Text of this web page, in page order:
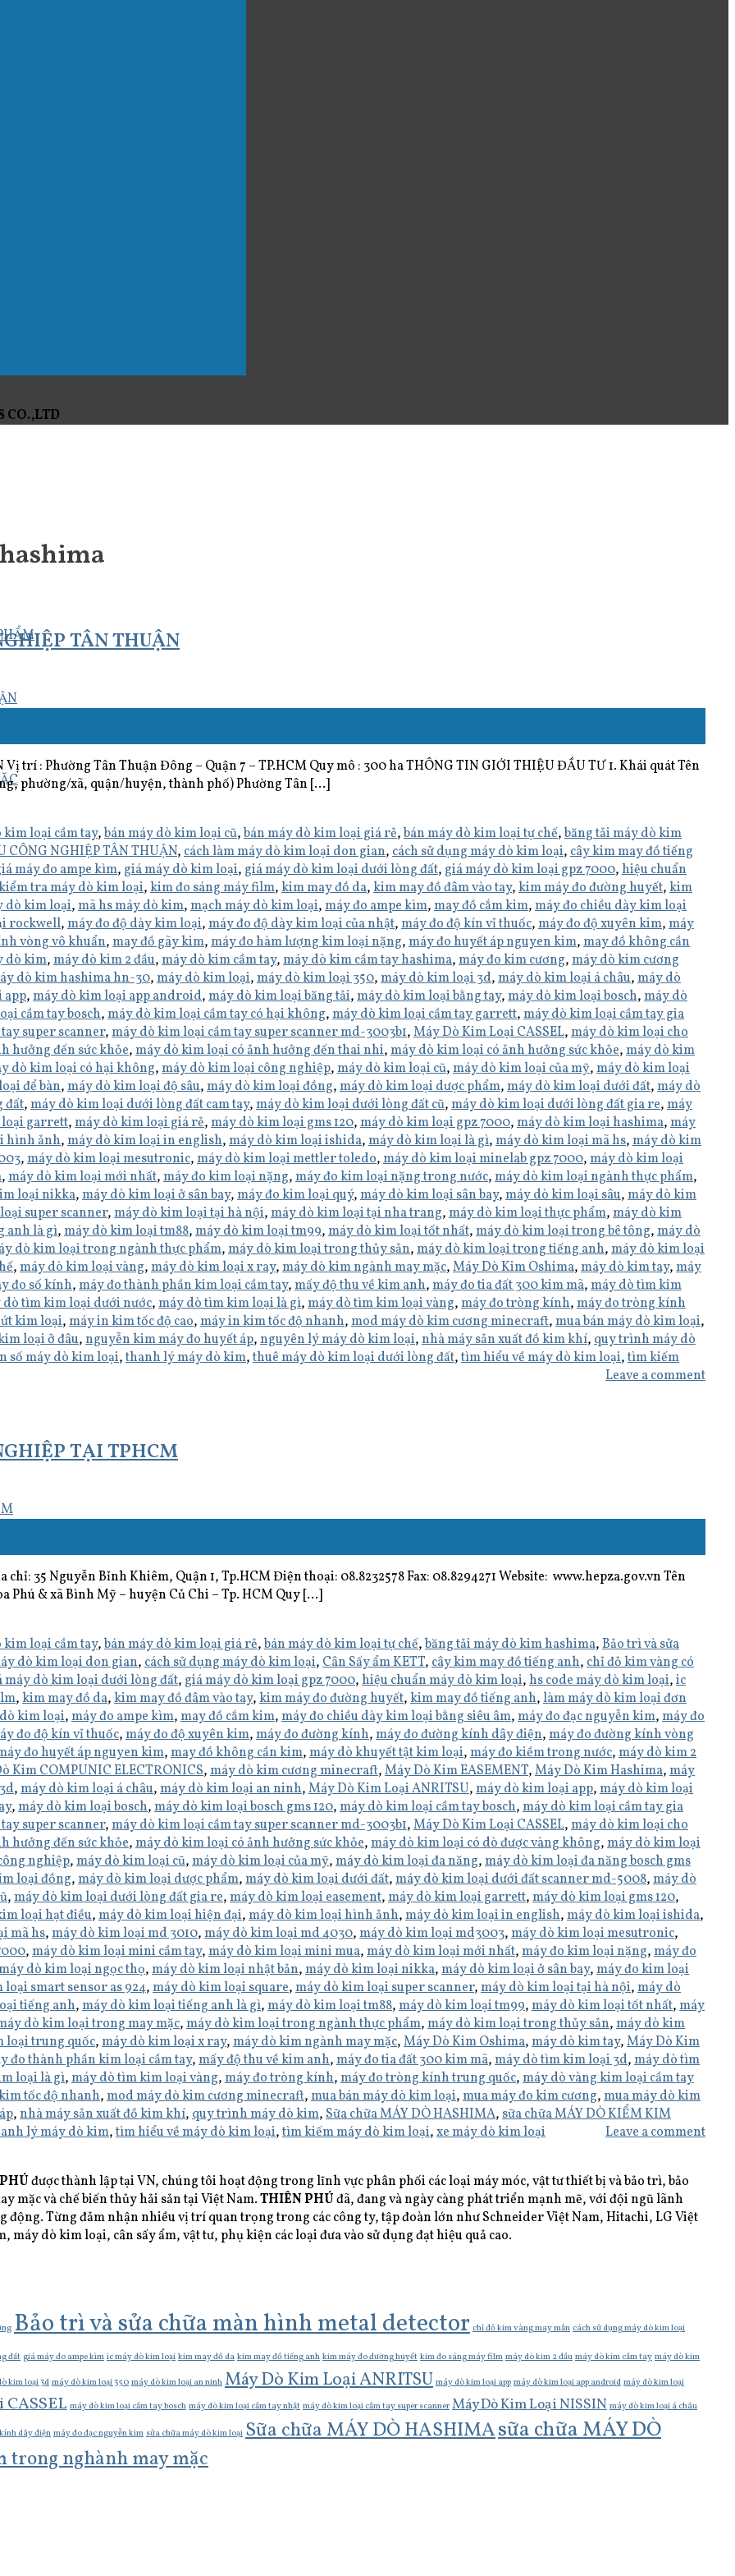
CO.,LTD
TÂN THUẬN
trí : Phường Tân Thuận Đông – Quận 7 – TP.HCM Quy mô : 300 ha THÔNG TIN GIỚI THIỆU ĐẦU TƯ 1. Khái quát Tên
phường/xã, quận/huyện, thành phố) Phường Tân […]
kim loại cầm tay,bán máy dò kim loại cũ,bán máy dò kim loại giá rẻ,bán máy dò kim loại tự chế,băng tải máy dò kim
CÔNG NGHIỆP TÂN THUẬN,cách làm máy dò kim loại don gian,cách sử dụng máy dò kim loại,cây kim may đồ tiếng
máy đo ampe kìm, giá máy dò kim loại, giá máy dò kim loại dưới lòng đất, giá máy dò kim loại gpz 7000,hiệu chuẩn
tra máy dò kim loại,kim đo sáng máy film,kim may đồ da,kim may đồ đâm vào tay,kim máy đo đường huyết,kim
dò kim loại,mã hs máy dò kim,mạch máy dò kim loại,máy đo ampe kìm,may đồ cắm kim,máy đo chiều dày kim loại
rockwell,máy đo độ dày kim loại,máy đo độ dày kim loại của nhật,máy đo độ kín vỉ thuốc,máy đo độ xuyên kim,máy
vòng vô khuẩn,may đồ gãy kim,máy đo hàm lượng kim loại nặng,máy đo huyết áp nguyen kim,may đồ không cần
dò kim,máy dò kim 2 đầu,máy dò kim cầm tay,máy dò kim cầm tay hashima,máy đo kim cương,máy dò kim cương
dò kim hashima hn-30,máy dò kim loại,máy dò kim loại 350,máy dò kim loại 3d,máy dò kim loại á châu,máy dò
app,máy dò kim loại app android,máy dò kim loại băng tải,máy dò kim loại bằng tay,máy dò kim loại bosch,máy dò
cầm tay bosch,máy dò kim loại cầm tay có hại không,máy dò kim loại cầm tay garrett,máy dò kim loại cầm tay gia
super scanner,máy dò kim loại cầm tay super scanner md-3003b1,Máy Dò Kim Loại CASSEL,máy dò kim loại cho
hưởng đến sức khỏe,máy dò kim loại có ảnh hưởng đến thai nhi,máy dò kim loại có ảnh hưởng sức khỏe,máy dò kim
dò kim loại có hại không,máy dò kim loại công nghiệp,máy dò kim loại cũ,máy dò kim loại của mỹ,máy dò kim loại
để bàn,máy dò kim loại độ sâu,máy dò kim loại đồng,máy dò kim loại dược phẩm,máy dò kim loại dưới đất,máy dò
đất,máy dò kim loại dưới lòng đất cam tay,máy dò kim loại dưới lòng đất cũ,máy dò kim loại dưới lòng đất gia re,máy
garrett,máy dò kim loại giá rẻ,máy dò kim loại gms 120,máy dò kim loại gpz 7000,máy dò kim loại hashima,máy
hình ảnh,máy dò kim loại in english,máy dò kim loại ishida,máy dò kim loại là gì,máy dò kim loại mã hs,máy dò kim
,máy dò kim loại mesutronic,máy dò kim loại mettler toledo,máy dò kim loại minelab gpz 7000,máy dò kim loại
,máy dò kim loại mới nhất,máy đo kim loại nặng,máy đo kim loại nặng trong nước,máy dò kim loại ngành thực phẩm,
loại nikka,máy dò kim loại ở sân bay,máy đo kim loại quý,máy dò kim loại sân bay,máy dò kim loại sâu,máy dò kim
super scanner,máy dò kim loại tại hà nội,máy dò kim loại tại nha trang,máy dò kim loại thực phẩm,máy dò kim
anh là gì,máy dò kim loại tm88,máy dò kim loại tm99,máy dò kim loại tốt nhất,máy dò kim loại trong bê tông,máy dò
dò kim loại trong ngành thực phẩm,máy dò kim loại trong thủy sản,máy dò kim loại trong tiếng anh,máy dò kim loại
,máy dò kim loại vàng,máy dò kim loại x ray,máy dò kim ngành may mặc,Máy Dò Kim Oshima,máy dò kim tay,máy
đo số kính,máy đo thành phần kim loại cầm tay,mấy độ thu về kim anh,máy đo tia đất 300 kim mã,máy dò tìm kim
dò tìm kim loại dưới nước,máy dò tìm kim loại là gì,máy dò tìm kim loại vàng,máy đo tròng kính,máy đo tròng kính
kim loại,máy in kim tốc độ cao,máy in kim tốc độ nhanh,mod máy dò kim cương minecraft,mua bán máy dò kim loại,
loại ở đâu,nguyễn kim máy đo huyết áp,nguyên lý máy dò kim loại,nhà máy sản xuất đồ kim khí,quy trình máy dò
số máy dò kim loại,thanh lý máy dò kim,thuê máy dò kim loại dưới lòng đất,tìm hiểu về máy dò kim loại,tìm kiếm
Leave a comment
TẠI TPHCM
35 Nguyễn Bỉnh Khiêm, Quận 1, Tp.HCM Điện thoại: 08.8232578 Fax: 08.8294271 Website: www.hepza.gov.vn Tên
Phú & xã Bình Mỹ – huyện Củ Chi – Tp. HCM Quy […]
kim loại cầm tay,bán máy dò kim loại giá rẻ,bán máy dò kim loại tự chế,băng tải máy dò kim hashima,Bảo trì và sửa
dò kim loại don gian,cách sử dụng máy dò kim loại,Cân Sấy ẩm KETT,cây kim may đồ tiếng anh,chỉ đỏ kim vàng có
máy dò kim loại dưới lòng đất, giá máy dò kim loại gpz 7000,hiệu chuẩn máy dò kim loại,hs code máy dò kim loại,ic
,kim may đồ da,kim may đồ đâm vào tay,kim máy đo đường huyết,kim may đồ tiếng anh,làm máy dò kim loại đơn
kim loại,máy đo ampe kìm,may đồ cắm kim,máy đo chiều dày kim loại bằng siêu âm,máy đo đạc nguyễn kim,máy đo
đo độ kín vỉ thuốc,máy đo độ xuyên kim,máy đo đường kính,máy đo đường kính dây điện,máy đo đường kính vòng
đo huyết áp nguyen kim,may đồ không cần kim,máy dò khuyết tật kim loại,máy đo kiềm trong nước,máy dò kim 2
Kim COMPUNIC ELECTRONICS,máy dò kim cương minecraft,Máy Dò Kim EASEMENT,Máy Dò Kim Hashima,máy
,máy dò kim loại á châu,máy dò kim loại an ninh,Máy Dò Kim Loại ANRITSU,máy dò kim loại app,máy dò kim loại
,máy dò kim loại bosch,máy dò kim loại bosch gms 120,máy dò kim loại cầm tay bosch,máy dò kim loại cầm tay gia
super scanner,máy dò kim loại cầm tay super scanner md-3003b1,Máy Dò Kim Loại CASSEL,máy dò kim loại cho
hưởng đến sức khỏe,máy dò kim loại có ảnh hưởng sức khỏe,máy dò kim loại có dò được vàng không,máy dò kim loại
nghiệp,máy dò kim loại cũ,máy dò kim loại của mỹ,máy dò kim loại đa năng,máy dò kim loại đa năng bosch gms
loại đồng,máy dò kim loại dược phẩm,máy dò kim loại dưới đất,máy dò kim loại dưới đất scanner md-5008,máy dò
,máy dò kim loại dưới lòng đất gia re,máy dò kim loại easement,máy dò kim loại garrett,máy dò kim loại gms 120,
loại hạt điều,máy dò kim loại hiện đại,máy dò kim loại hình ảnh,máy dò kim loại in english,máy dò kim loại ishida,
mã hs,máy dò kim loại md 3010,máy dò kim loại md 4030,máy dò kim loại md3003,máy dò kim loại mesutronic,
,máy dò kim loại mini cầm tay,máy dò kim loại mini mua,máy dò kim loại mới nhất,máy đo kim loại nặng,máy đo
dò kim loại ngọc thọ,máy dò kim loại nhật bản,máy dò kim loại nikka,máy dò kim loại ở sân bay,máy đo kim loại
smart sensor as 924,máy dò kim loại square,máy dò kim loại super scanner,máy dò kim loại tại hà nội,máy dò
tiếng anh,máy dò kim loại tiếng anh là gì,máy dò kim loại tm88,máy dò kim loại tm99,máy dò kim loại tốt nhất,máy
dò kim loại trong may mặc,máy dò kim loại trong ngành thực phẩm,máy dò kim loại trong thủy sản,máy dò kim
loại trung quốc,máy dò kim loại x ray,máy dò kim ngành may mặc,Máy Dò Kim Oshima,máy dò kim tay,Máy Dò Kim
đo thành phần kim loại cầm tay,mấy độ thu về kim anh,máy đo tia đất 300 kim mã,máy dò tìm kim loại 3d,máy dò tìm
loại là gì,máy dò tìm kim loại vàng,máy đo tròng kính,máy đo tròng kính trung quốc,máy dò vàng kim loại cầm tay
tốc độ nhanh,mod máy dò kim cương minecraft,mua bán máy dò kim loại,mua máy đo kim cương,mua máy dò kim
,nhà máy sản xuất đồ kim khí,quy trình máy dò kim,Sữa chữa MÁY DÒ HASHIMA,sữa chữa MÁY DÒ KIỂM KIM
lý máy dò kim,tìm hiểu về máy dò kim loại,tìm kiếm máy dò kim loại,xe máy dò kim loại
Leave a comment
được thành lập tại VN, chúng tôi hoạt động trong lĩnh vực phân phối các loại máy móc, vật tư thiết bị và bảo trì, bảo
mặc và chế biến thủy hải sản tại Việt Nam.THIÊN PHÚđã, đang và ngày càng phát triển mạnh mẽ, với đội ngũ lãnh
Từng đảm nhận nhiều vị trí quan trọng trong các công ty, tập đoàn lớn như Schneider Việt Nam, Hitachi, LG Việt
dò kim loại, cân sấy ẩm, vật tư, phụ kiện các loại đưa vào sử dụng đạt hiệu quả cao.
Bảo trì và sửa chữa màn hình metal detector chỉ đỏ kim vàng may mắn cách sử dụng máy dò kim loại
đất giá máy đo ampe kìm ic máy dò kim loại kim may đồ da kim may đồ tiếng anh kim máy đo đường huyết kim đo sáng máy film máy dò kim 2 đầu máy dò kim cầm tay máy dò kim
kim loại 3dmáy dò kim loại 350 máy dò kim loại an ninh Máy Dò Kim Loại ANRITSU máy dò kim loại app máy dò kim loại app android máy dò kim loại
máy dò kim loại cầm tay bosch máy dò kim loại cầm tay nhật máy dò kim loại cầm tay super scanner Máy Dò Kim Loại NISSIN máy dò kim loại á châu
dây điện máy đo đạc nguyễn kim sửa chữa máy dò kim loại Sữa chữa MÁY DÒ HASHIMAsữa chữa MÁY DÒ
trong nghành may mặc